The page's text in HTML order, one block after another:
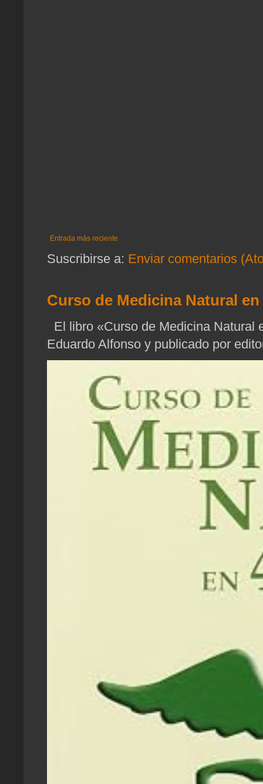
Entrada más reciente
Suscribirse a: Enviar comentarios
Curso de Medicina Natural
El libro «Curso de Medicina Natural
Eduardo Alfonso y publicado por